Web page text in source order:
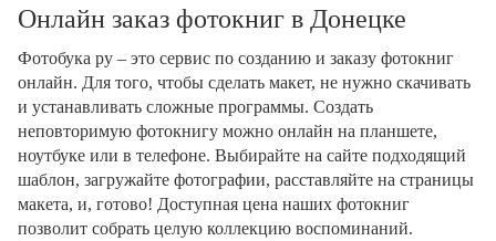
Онлайн заказ фотокниг в Донецке
Фотобука ру – это сервис по созданию и заказу фотокниг
онлайн. Для того, чтобы сделать макет, не нужно скачивать
и устанавливать сложные программы. Создать
неповторимую фотокнигу можно онлайн на планшете,
ноутбуке или в телефоне. Выбирайте на сайте подходящий
шаблон, загружайте фотографии, расставляйте на страницы
макета, и, готово! Доступная цена наших фотокниг
позволит собрать целую коллекцию воспоминаний.